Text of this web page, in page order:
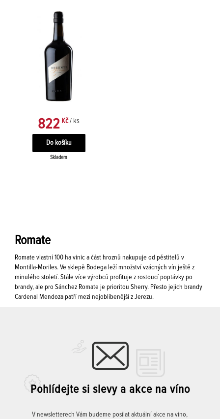
822 Kč / ks
Skladem
Romate
Romate vlastní 100 ha vinic a část hroznů nakupuje od pěstitelů v
Montilla-Moriles. Ve sklepě Bodega leží množství vzácných vín ještě z
minulého století. Stále více výrobců profituje z rostoucí poptávky po
brandy, ale pro Sánchez Romate je prioritou Sherry. Přesto jejich brandy
Cardenal Mendoza patří mezi nejoblíbenější z Jerezu.
Pohlídejte si slevy a akce na víno
V newsletterech Vám budeme posílat aktuální akce na víno,